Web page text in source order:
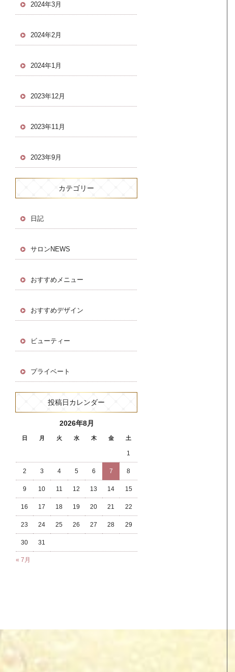
2024年3月
2024年2月
2024年1月
2023年12月
2023年11月
2023年9月
カテゴリー
日記
サロンNEWS
おすすめメニュー
おすすめデザイン
ビューティー
プライベート
投稿日カレンダー
2026年8月
日 月 火 水 木 金 土
« 7月
1
2 3 4 5 6 7 8
9 10 11 12 13 14 15
16 17 18 19 20 21 22
23 24 25 26 27 28 29
30 31